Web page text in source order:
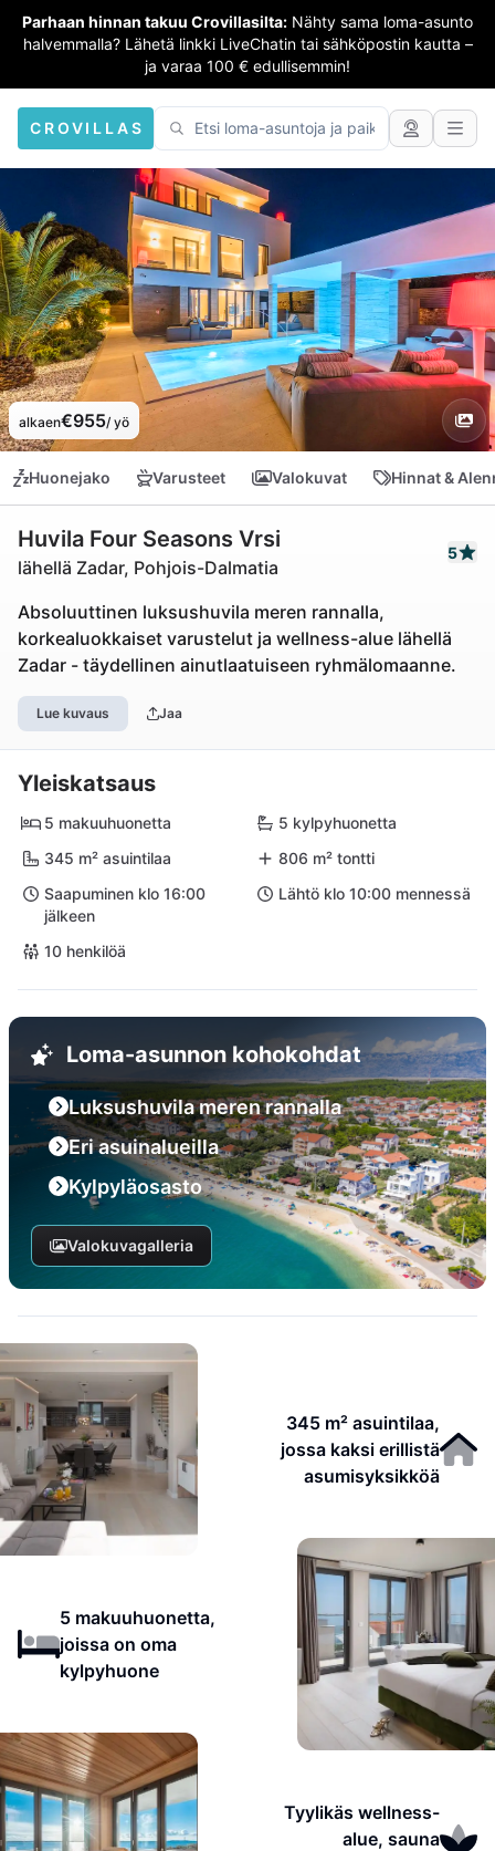
Parhaan hinnan takuu Crovillasilta: Nähty sama loma-asunto
halvemmalla? Lähetä linkki LiveChatin tai sähköpostin kautta –
ja varaa 100 € edullisemmin!
CROVILLAS
alkaen€955/ yö
Huonejako Varusteet Valokuvat Hinnat &
Huvila Four Seasons Vrsi
lähellä Zadar, Pohjois-Dalmatia
5
Absoluuttinen luksushuvila meren rannalla,
korkealuokkaiset varustelut ja wellness-alue lähellä
Zadar - täydellinen ainutlaatuiseen ryhmälomaanne.
Lue kuvaus Jaa
Yleiskatsaus
5 makuuhuonetta
5 kylpyhuonetta
345 m² asuintilaa
806 m² tontti
Saapuminen klo 16:00
jälkeen
Lähtö klo 10:00 mennessä
10 henkilöä
Loma-asunnon kohokohdat
Luksushuvila meren rannalla
Eri asuinalueilla
Kylpyläosasto
Valokuvagalleria
345 m² asuintilaa,
jossa kaksi erillistä
asumisyksikköä
5 makuuhuonetta,
joissa on oma
kylpyhuone
Tyylikäs wellness-
alue, sauna